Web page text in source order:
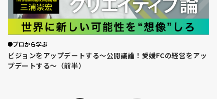
プロから学ぶ
ビジョンをアップデートする～公開議論！愛媛FCの経営をアッ
プデートする～（前半）